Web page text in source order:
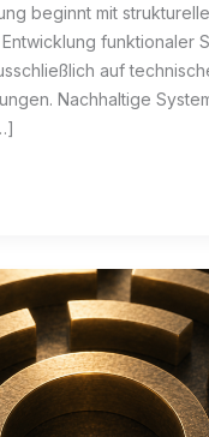
beginnt mit
funktionaler
auf
Nachhaltige